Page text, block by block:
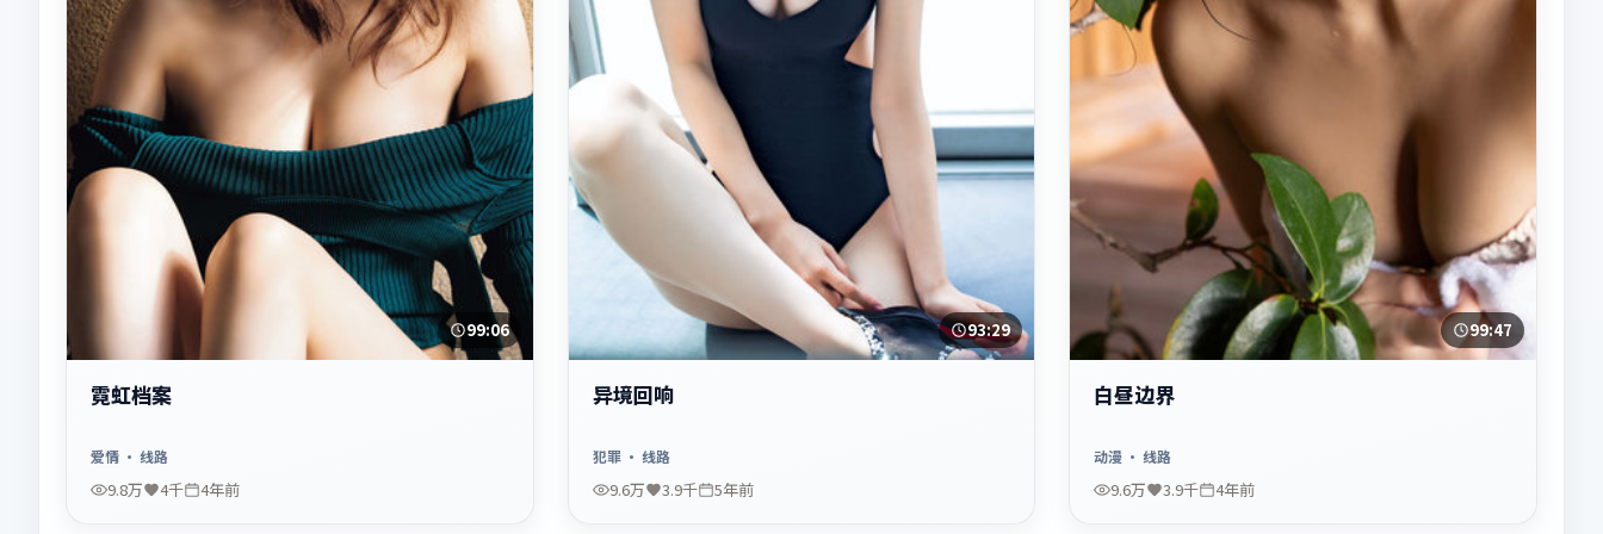
99:06
霓虹档案
爱情· 线路
9.8万 4千 4年前
93:29
异境回响
犯罪· 线路
9.6万 3.9千 5年前
99:47
白昼边界
动漫 · 线路
9.6万 3.9千 4年前